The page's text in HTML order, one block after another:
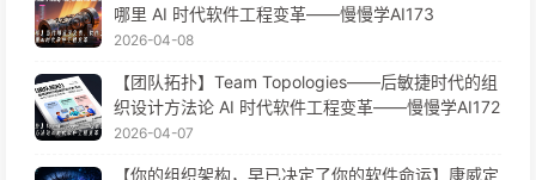
哪里 AI 时代软件工程变革——慢慢学AI173
2026-04-08
【团队拓扑】Team Topologies——后敏捷时代的组
织设计方法论 AI 时代软件工程变革——慢慢学AI172
2026-04-07
【你的组织架构，早已决定了你的软件命运】康威定